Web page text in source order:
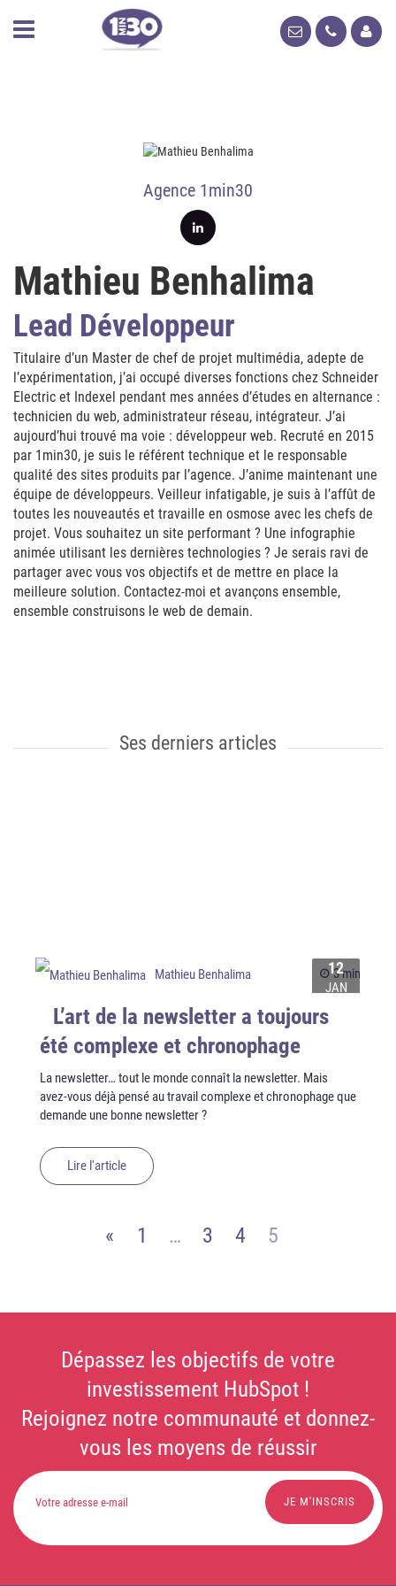
Agence 1min30
Mathieu Benhalima
Lead Développeur
Titulaire d’un Master de chef de projet multimédia, adepte de
l’expérimentation, j’ai occupé diverses fonctions chez Schneider
Electric et Indexel pendant mes années d’études en alternance :
technicien du web, administrateur réseau, intégrateur. J’ai
aujourd’hui trouvé ma voie : développeur web. Recruté en 2015
par 1min30, je suis le référent technique et le responsable
qualité des sites produits par l’agence. J’anime maintenant une
équipe de développeurs. Veilleur infatigable, je suis à l’affût de
toutes les nouveautés et travaille en osmose avec les chefs de
projet. Vous souhaitez un site performant ? Une infographie
animée utilisant les dernières technologies ? Je serais ravi de
partager avec vous vos objectifs et de mettre en place la
meilleure solution. Contactez-moi et avançons ensemble,
ensemble construisons le web de demain.
Ses derniers articles
12
JAN
Mathieu Benhalima 3 min
L’art de la newsletter a toujours
été complexe et chronophage
La newsletter… tout le monde connaît la newsletter. Mais
avez-vous déjà pensé au travail complexe et chronophage que
demande une bonne newsletter ?
Lire l'article
« 1 … 3 4 5
Dépassez les objectifs de votre
investissement HubSpot !
Rejoignez notre communauté et donnez-
vous les moyens de réussir